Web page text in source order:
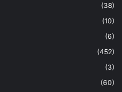
(38)
(10)
(6)
(452)
(3)
(60)